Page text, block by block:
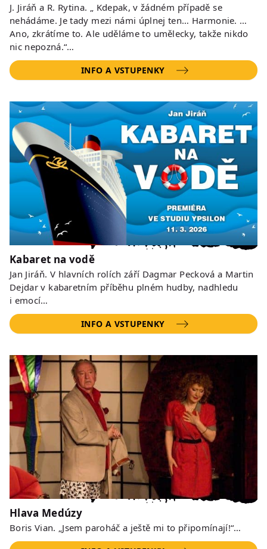
J. Jiráň a R. Rytina. „ Kdepak, v žádném případě se
nehádáme. Je tady mezi námi úplnej ten… Harmonie. …
Ano, zkrátíme to. Ale uděláme to umělecky, takže nikdo
nic nepozná.“…
INFO A VSTUPENKY
Kabaret na vodě
Jan Jiráň. V hlavních rolích září Dagmar Pecková a Martin
Dejdar v kabaretním příběhu plném hudby, nadhledu
i emocí…
INFO A VSTUPENKY
Hlava Medúzy
Boris Vian. „Jsem paroháč a ještě mi to připomínají!“…